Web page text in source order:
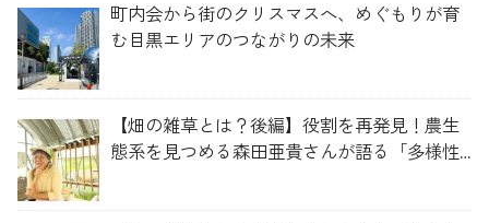
町内会から街のクリスマスへ、めぐもりが育
む目黒エリアのつながりの未来
【畑の雑草とは？後編】役割を再発見！農生
態系を見つめる森田亜貴さんが語る「多様性